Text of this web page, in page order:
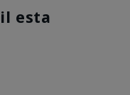
esta